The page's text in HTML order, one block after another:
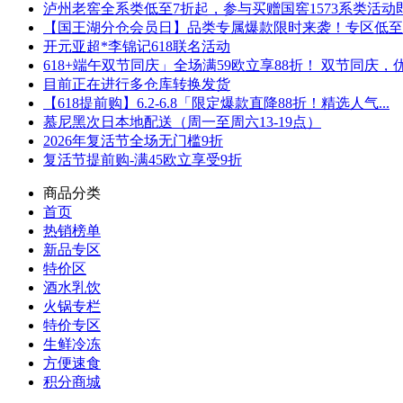
泸州老窖全系类低至7折起，参与买赠国窖1573系类活动
【国王湖分仓会员日】品类专属爆款限时来袭！专区低
开元亚超*李锦记618联名活动
618+端午双节同庆」全场满59欧立享88折！ 双节同庆，
目前正在进行多仓库转换发货
【618提前购】6.2-6.8「限定爆款直降88折！精选人气...
慕尼黑次日本地配送（周一至周六13-19点）
2026年复活节全场无门槛9折
复活节提前购-满45欧立享受9折
商品分类
首页
热销榜单
新品专区
特价区
酒水乳饮
火锅专栏
特价专区
生鲜冷冻
方便速食
积分商城